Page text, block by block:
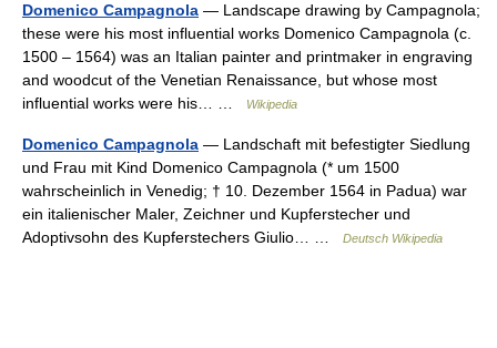
Domenico Campagnola — Landscape drawing by Campagnola;
these were his most influential works Domenico Campagnola (c.
1500 – 1564) was an Italian painter and printmaker in engraving
and woodcut of the Venetian Renaissance, but whose most
influential works were his… …
Wikipedia
Domenico Campagnola — Landschaft mit befestigter Siedlung
und Frau mit Kind Domenico Campagnola (* um 1500
wahrscheinlich in Venedig; † 10. Dezember 1564 in Padua) war
ein italienischer Maler, Zeichner und Kupferstecher und
Adoptivsohn des Kupferstechers Giulio… …
Deutsch Wikipedia